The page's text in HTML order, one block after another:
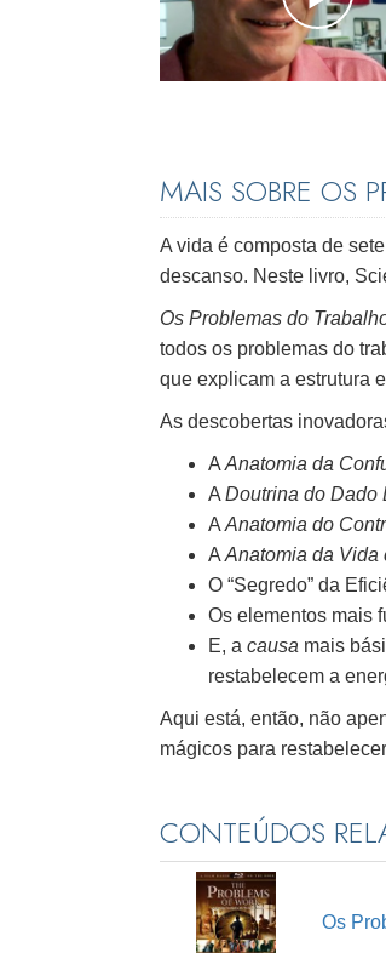
MAIS SOBRE OS
A vida é composta de
descanso. Neste livro,
Os Problemas do
todos os problemas do
que explicam a estrutura
As descobertas
A Anatomia da
A Doutrina do Dado
A Anatomia do
A Anatomia da Vida
O “Segredo” da
Os elementos mais
E, a causa mais
restabelecem a
Aqui está, então, não
mágicos para
CONTEÚDOS
Os